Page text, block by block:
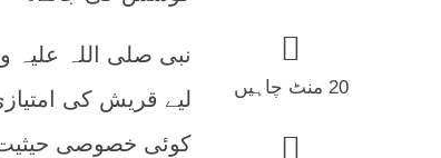
20 منٹ چاہیں
نبی صلی اللہ علیہ
لیے قریش کی
کوئی خصوصی حیثیت